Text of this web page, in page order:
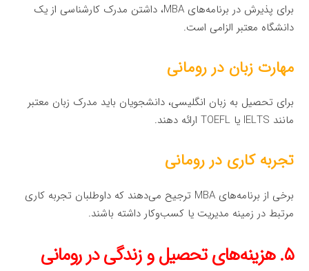
برای پذیرش در برنامه‌های MBA، داشتن مدرک کارشناسی از یک
دانشگاه معتبر الزامی است.
مهارت زبان در رومانی
برای تحصیل به زبان انگلیسی، دانشجویان باید مدرک زبان معتبر
مانند IELTS یا TOEFL ارائه دهند.
تجربه کاری در رومانی
برخی از برنامه‌های MBA ترجیح می‌دهند که داوطلبان تجربه کاری
مرتبط در زمینه مدیریت یا کسب‌وکار داشته باشند.
۵. هزینه‌های تحصیل و زندگی در رومانی